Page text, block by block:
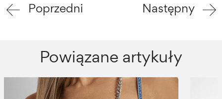
Poprzedni Następny
Powiązane artykuły